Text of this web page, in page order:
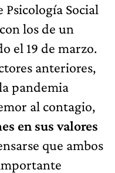
Psicología Social
los de un
el 19 de marzo.
anteriores,
pandemia
al contagio,
en sus valores
que ambos